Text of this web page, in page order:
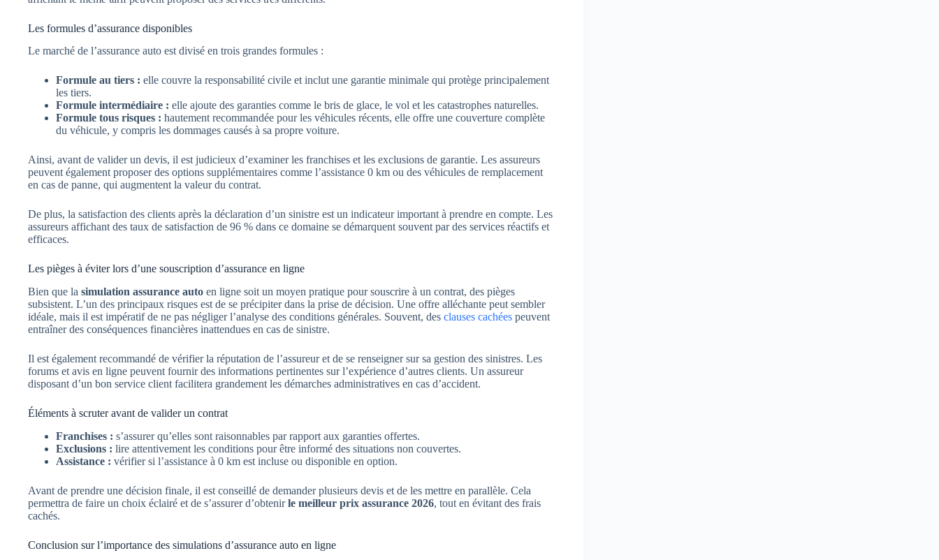
Les formules d’assurance disponibles
Le marché de l’assurance auto est divisé en trois grandes formules :
Formule au tiers : elle couvre la responsabilité civile et inclut une garantie minimale qui protège principalement
les tiers.
Formule intermédiaire : elle ajoute des garanties comme le bris de glace, le vol et les catastrophes naturelles.
Formule tous risques : hautement recommandée pour les véhicules récents, elle offre une couverture complète
du véhicule, y compris les dommages causés à sa propre voiture.
Ainsi, avant de valider un devis, il est judicieux d’examiner les franchises et les exclusions de garantie. Les assureurs
peuvent également proposer des options supplémentaires comme l’assistance 0 km ou des véhicules de remplacement
en cas de panne, qui augmentent la valeur du contrat.
De plus, la satisfaction des clients après la déclaration d’un sinistre est un indicateur important à prendre en compte. Les
assureurs affichant des taux de satisfaction de 96 % dans ce domaine se démarquent souvent par des services réactifs et
efficaces.
Les pièges à éviter lors d’une souscription d’assurance en ligne
Bien que la simulation assurance auto en ligne soit un moyen pratique pour souscrire à un contrat, des pièges
subsistent. L’un des principaux risques est de se précipiter dans la prise de décision. Une offre alléchante peut sembler
idéale, mais il est impératif de ne pas négliger l’analyse des conditions générales. Souvent, des clauses cachées peuvent
entraîner des conséquences financières inattendues en cas de sinistre.
Il est également recommandé de vérifier la réputation de l’assureur et de se renseigner sur sa gestion des sinistres. Les
forums et avis en ligne peuvent fournir des informations pertinentes sur l’expérience d’autres clients. Un assureur
disposant d’un bon service client facilitera grandement les démarches administratives en cas d’accident.
Éléments à scruter avant de valider un contrat
Franchises : s’assurer qu’elles sont raisonnables par rapport aux garanties offertes.
Exclusions : lire attentivement les conditions pour être informé des situations non couvertes.
Assistance : vérifier si l’assistance à 0 km est incluse ou disponible en option.
Avant de prendre une décision finale, il est conseillé de demander plusieurs devis et de les mettre en parallèle. Cela
permettra de faire un choix éclairé et de s’assurer d’obtenirle meilleur prix assurance 2026, tout en évitant des frais
cachés.
Conclusion sur l’importance des simulations d’assurance auto en ligne